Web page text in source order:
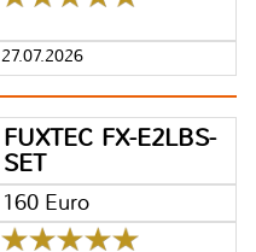
27.07.2026
FUXTEC FX-E2LBS-
SET
160 Euro